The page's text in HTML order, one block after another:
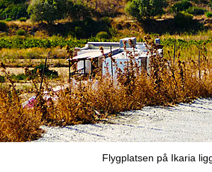
Flygplatsen på Ikaria